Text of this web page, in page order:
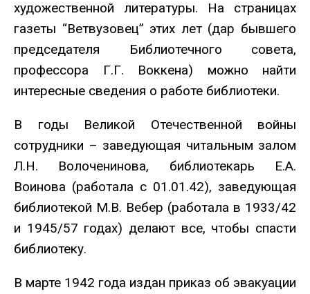
художественной литературы. На страницах
газеты “Ветвузовец” этих лет (дар бывшего
председателя Библиотечного совета,
профессора Г.Г. Воккена) можно найти
интересные сведения о работе библиотеки.
В годы Великой Отечественной войны
сотрудники – заведующая читальным залом
Л.Н. Волоченинова, библиотекарь Е.А.
Воинова (работала с 01.01.42), заведующая
библиотекой М.В. Вебер (работала в 1933/42
и 1945/57 годах) делают все, чтобы спасти
библиотеку.
В марте 1942 года издан приказ об эвакуации